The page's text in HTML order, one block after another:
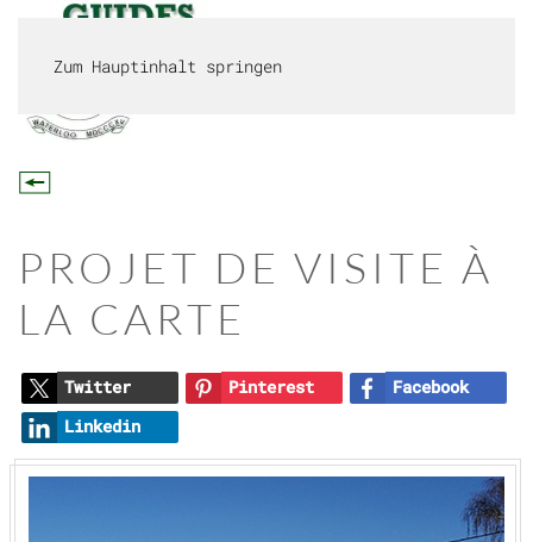
Zum Hauptinhalt springen
PROJET DE VISITE À
LA CARTE
Twitter Pinterest
Facebook
Linkedin